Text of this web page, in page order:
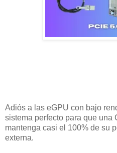
Adiós a las eGPU con bajo
sistema perfecto para que una
mantenga casi el 100% de su
externa.